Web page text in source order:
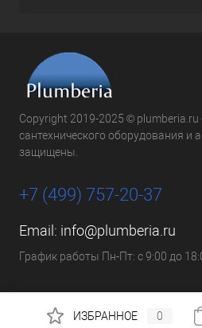
Copyright 2019-2025 © plumberia.ru
сантехнического оборудования и
защищены.
+7 (499) 757-20-37
Email: info@plumberia.ru
График работы Пн-Пт: с 9:00 до
ИЗБРАННОЕ 0